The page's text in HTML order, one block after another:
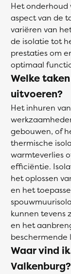
Het onderhoud
aspect van de
variëren van
de isolatie tot
prestaties om
optimaal
Welke
uitvoeren?
Het inhuren
gebouwen, of
thermische
warmteverlies
efficiëntie.
het oplossen
en het
kunnen tevens
en het
beschermende
Waar vind
Valkenburg?